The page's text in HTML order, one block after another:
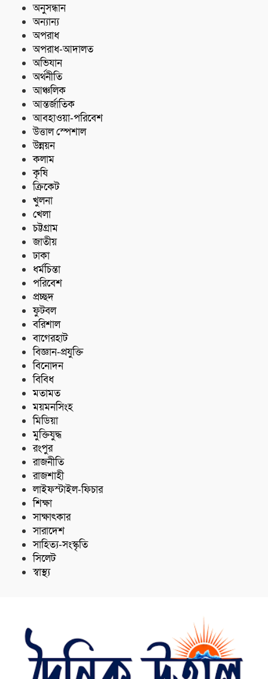
অনুসন্ধান
অন্যান্য
অপরাধ
অপরাধ-আদালত
অভিযান
অর্থনীতি
আঞ্চলিক
আন্তর্জাতিক
আবহাওয়া-পরিবেশ
উত্তাল স্পেশাল
উন্নয়ন
কলাম
কৃষি
ক্রিকেট
খুলনা
খেলা
চট্টগ্রাম
জাতীয়
ঢাকা
ধর্মচিন্তা
পরিবেশ
প্রচ্ছদ
ফুটবল
বরিশাল
বাগেরহাট
বিজ্ঞান-প্রযুক্তি
বিনোদন
বিবিধ
মতামত
ময়মনসিংহ
মিডিয়া
মুক্তিযুদ্ধ
রংপুর
রাজনীতি
রাজশাহী
লাইফস্টাইল-ফিচার
শিক্ষা
সাক্ষাৎকার
সারাদেশ
সাহিত্য-সংস্কৃতি
সিলেট
স্বাস্থ্য